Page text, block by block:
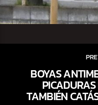
BOYAS
TAMBIÉN